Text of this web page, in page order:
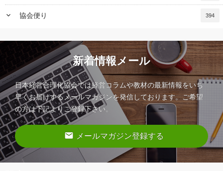
keyboard_arrow_down 協会便り 394
新着情報メール
日本経営合理化協会では経営コラムや教材の最新情報をいち
早くお届けするメールマガジンを発信しております。ご希望
の方は下記よりご登録下さい。
email メールマガジン登録する